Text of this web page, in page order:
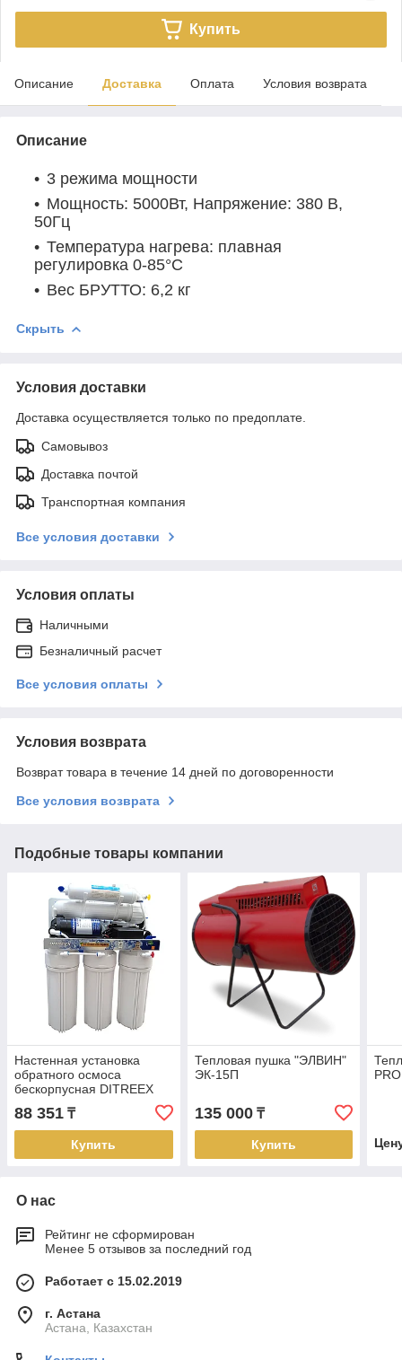
Купить
Описание Доставка Оплата Условия возврата
Описание
3 режима мощности
Мощность: 5000Вт, Напряжение: 380 В,
50Гц
Температура нагрева: плавная
регулировка 0-85°C
Вес БРУТТО: 6,2 кг
Скрыть
Условия доставки
Доставка осуществляется только по предоплате.
Самовывоз
Доставка почтой
Транспортная компания
Все условия доставки
Условия оплаты
Наличными
Безналичный расчет
Все условия оплаты
Условия возврата
Возврат товара в течение 14 дней по договоренности
Все условия возврата
Подобные товары компании
Настенная установка
обратного осмоса
бескорпусная DITREEX
RO50-A3QF (ручной
режим, 11л.)
88 351 ₸
Купить
Тепловая пушка "ЭЛВИН"
ЭК-15П
135 000₸
Купить
О нас
Рейтинг не сформирован
Менее 5 отзывов за последний год
Работает с 15.02.2019
г. Астана
Астана, Казахстан